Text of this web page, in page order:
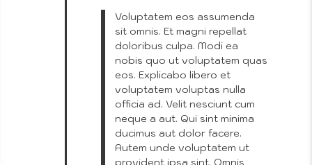
Voluptatem eos assumenda
sit omnis. Et magni repellat
doloribus culpa. Modi ea
nobis quo ut voluptatem quas
eos. Explicabo libero et
voluptatem voluptas nulla
officia ad. Velit nesciunt cum
neque a aut. Qui sint minima
ducimus aut dolor facere.
Autem unde voluptatem ut
provident ipsa sint. Omnis